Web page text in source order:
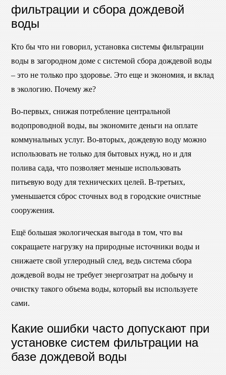
фильтрации и сбора дождевой
воды
Кто бы что ни говорил, установка системы фильтрации
воды в загородном доме с системой сбора дождевой воды
– это не только про здоровье. Это еще и экономия, и вклад
в экологию. Почему же?
Во-первых, снижая потребление центральной
водопроводной воды, вы экономите деньги на оплате
коммунальных услуг. Во-вторых, дождевую воду можно
использовать не только для бытовых нужд, но и для
полива сада, что позволяет меньше использовать
питьевую воду для технических целей. В-третьих,
уменьшается сброс сточных вод в городские очистные
сооружения.
Ещё большая экологическая выгода в том, что вы
сокращаете нагрузку на природные источники воды и
снижаете свой углеродный след, ведь система сбора
дождевой воды не требует энергозатрат на добычу и
очистку такого объема воды, который вы используете
сами.
Какие ошибки часто допускают при
установке систем фильтрации на
базе дождевой воды